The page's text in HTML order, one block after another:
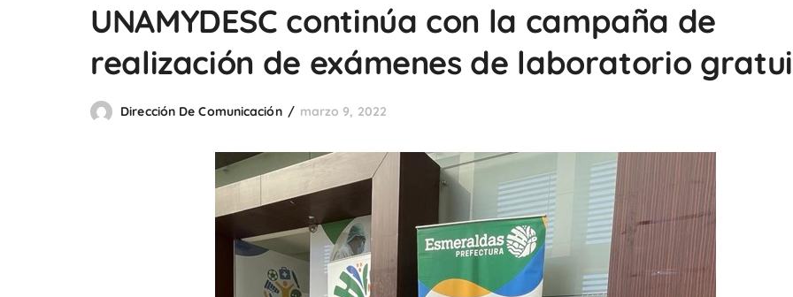
UNAMYDESC continúa con la campaña de
realización de exámenes de laboratorio
Dirección De Comunicación marzo 9, 2022